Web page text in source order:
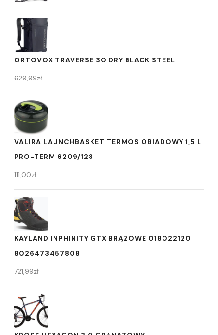
ORTOVOX TRAVERSE 30 DRY BLACK STEEL
629,99zł
VALIRA LAUNCHBASKET TERMOS OBIADOWY 1,5 L
PRO-TERM 6209/128
111,00zł
KAYLAND INPHINITY GTX BRĄZOWE 018022120
8026473457808
721,99zł